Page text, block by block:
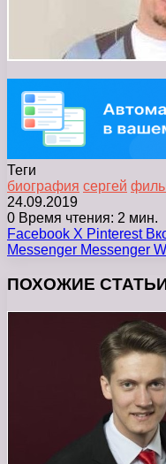
Теги
биография сергей
24.09.2019
0 Время чтения: 2 мин.
Facebook X Pinterest
Messenger Messenger
ПОХОЖИЕ